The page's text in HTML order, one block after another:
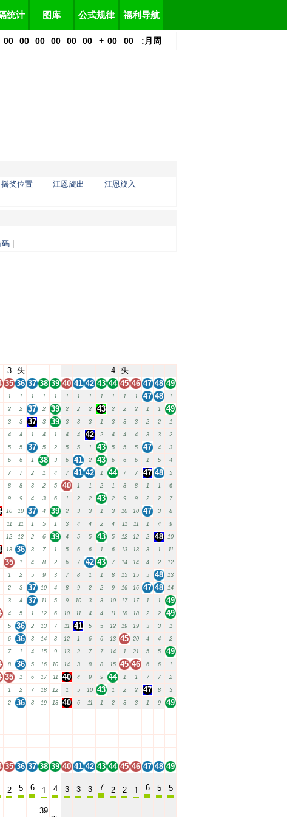
统计 图库 公式规律 福利导航
00 00 00 00 00 00 + 00 00 : 月 周
摇奖位置 江恩旋出
江恩旋入
码
3 头 4
头
35 36 37 38 39 40 41 42 43 44 45 46 47 48 49
1 1 1 1 1 1 1 1 1 1 1 1 47 48 1
2 2 37 2 39 2 2 2 43 2 2 2 1 1
49
3 3 37 3 39 3 3 3 1 3 3 3 2 2 1
4 4 1 4 1 4 4 42 2 4 4 4 3 3 2
5 5 37 5 2 5 5 1 43 5 5 5 47 4 3
6 6 1 38 3 6 41 2 43 6 6 6 1 5 4
7 7 2 1 4 7 41 42 1 44 7 7 47 48 5
8 8 3 2 5 40 1 1 2 1 8 8 1 1 6
9 9 4 3 6 1 2 2 43 2 9 9 2 2 7
10 10 37 4 39 2 3 3 1 3 10 10 47 3 8
11 11 1 5 1 3 4 4 2 4 11 11 1 4 9
12 12 2 6 39 4 5 5 43 5 12 12 2 48 10
13 36 3 7 1 5 6 6 1 6 13 13 3 1 11
35 1 4 8 2 6 7 42 43 7 14 14 4 2 12
1 2 5 9 3 7 8 1 1 8 15 15 5 48 13
2 3 37 10 4 8 9 2 2 9 16 16 47 48 14
3 4 37 11 5 9 10 3 3 10 17 17 1 1
49
4 5 1 12 6 10 11 4 4 11 18 18 2 2
49
5 36 2 13 7 11 41 5 5 12 19 19 3 3 1
6 36 3 14 8 12 1 6 6 13 45 20 4 4 2
7 1 4 15 9 13 2 7 7 14 1 21 5 5
49
8 36 5 16 10 14 3 8 8 15 45 46 6 6 1
35 1 6 17 11 40 4 9 9 44 1 1 7 7 2
1 2 7 18 12 1 5 10 43 1 2 2 47 8 3
2 36 8 19 13 40 6 11 1 2 3 3 1 9
49
35 36 37 38 39 40 41 42 43 44 45 46 47 48 49
2 5 6 1 4 3 3 3 7 2 2 1 6 5 5
39